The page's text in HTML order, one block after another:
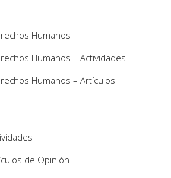
Humanos
Humanos – Actividades
Humanos – Artículos
de Opinión